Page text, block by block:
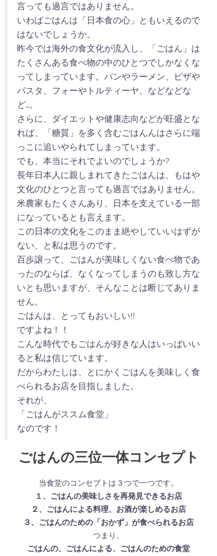
言っても過言ではありません。
いわばごはんは「日本食の心」ともいえるので
はないでしょうか。
昨今では海外の食文化が流入し、「ごはん」は
たくさんある食べ物の中のひとつでしかなくな
ってしまっています。パンやラーメン、ピザや
パスタ、フォーやトルティーヤ、などなどな
ど…。
さらに、ダイエットや健康志向などが旺盛とな
れば、「糖質」を多く含むごはんんはさらに端
っこに追いやられてしまっています。
でも、本当にそれでよいのでしょうか?
長年日本人に親しまれてきたごはんは、もはや
文化のひとつと言っても過言ではありません。
米農家もたくさんあり、日本を支えている一部
になっているとも言えます。
この日本の文化をこのまま絶やしていいはずが
ない、と私は思うのです。
百歩譲って、ごはんが美味しくない食べ物であ
ったのならば、なくなってしまうのも致し方な
いとも思いますが、そんなことは断じてありま
せん。
ごはんは、とってもおいしい!!
ですよね！！
こんな時代でもごはんが好きな人はいっぱいい
ると私は信じています。
だからわたしは、とにかくごはんを美味しく食
べられるお店を目指しました。
それが、
「ごはんがススム食堂」
なのです！
ごはんの三位一体コンセプト
当食堂のコンセプトは３つで一つです。
１、ごはんの美味しさを再発見できるお店
２、ごはんによる料理、お酒が楽しめるお店
３、ごはんのための「おかず」が食べられるお店
つまり、
ごはんの、ごはんによる、ごはんのための食堂